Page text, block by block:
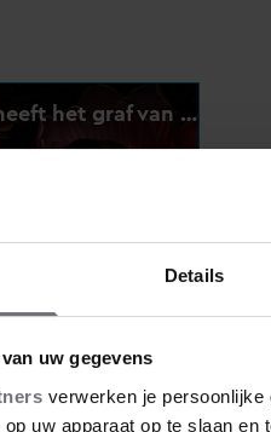
Details
uw gegevens
verwerken je
uw apparaat op te slaan